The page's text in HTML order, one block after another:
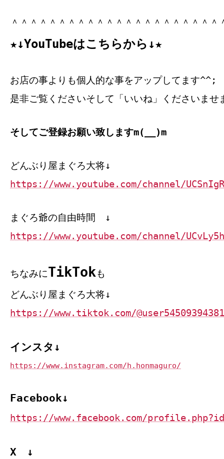
＾＾＾＾＾＾＾＾＾＾＾＾＾＾＾＾＾＾＾＾＾
★↓YouTubeはこちらから↓★
お店の事よりも個人的な事をアップしてます^^;
是非ご覧くださいそして「いいね」くださいませ
そしてご登録お願い致しますm(__)m
どんぶり屋まぐろ大将↓
https://www.youtube.com/channel/
まぐろ爺の自由時間 ↓
https://www.youtube.com/channel/
ちなみにTikTokも
どんぶり屋まぐろ大将↓
https://www.tiktok.com/
インスタ↓
https://www.instagram.com/h.honmaguro/
Facebook↓
https://www.facebook.com/
X ↓